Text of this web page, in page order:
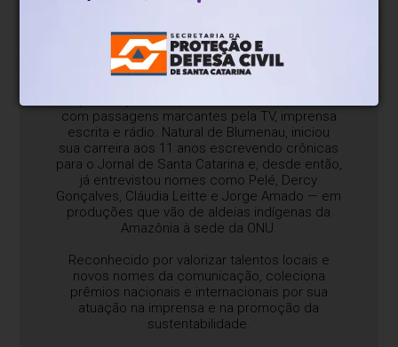
Com mais de 26 anos de trajetória na
com passagens marcantes pela TV, imprensa
escrita e rádio. Natural de Blumenau, iniciou
sua carreira aos 11 anos escrevendo crônicas
para o Jornal de Santa Catarina e, desde então,
já entrevistou nomes como Pelé, Dercy
Gonçalves, Cláudia Leitte e Jorge Amado — em
produções que vão de aldeias indígenas da
Amazônia à sede da ONU.
Reconhecido por valorizar talentos locais e
novos nomes da comunicação, coleciona
prêmios nacionais e internacionais por sua
atuação na imprensa e na promoção da
sustentabilidade.